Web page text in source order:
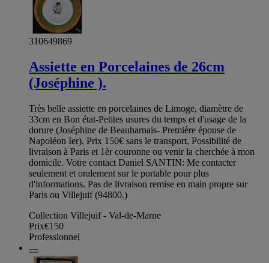
310649869
Assiette en Porcelaines de 26cm
(Joséphine ).
Très belle assiette en porcelaines de Limoge, diamètre de
33cm en Bon état-Petites usures du temps et d'usage de la
dorure (Joséphine de Beauharnais- Première épouse de
Napoléon Ier). Prix 150€ sans le transport. Possibilité de
livraison à Paris et 1èr couronne ou venir la cherchée à mon
domicile. Votre contact Daniel SANTIN: Me contacter
seulement et oralement sur le portable pour plus
d'informations. Pas de livraison remise en main propre sur
Paris ou Villejuif (94800.)
Collection Villejuif - Val-de-Marne
Prix€150
Professionnel